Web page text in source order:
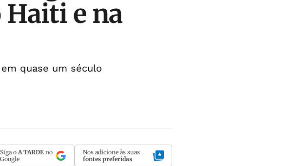
e na
quase um século
Siga o A TARDE no
Google
Nos adicione às suas
fontes preferidas